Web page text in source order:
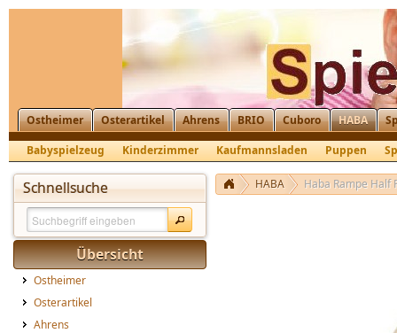
Ostheimer Osterartikel Ahrens BRIO Cuboro HABA
Babyspielzeug
Kinderzimmer Kaufmannsladen Puppen
Schnellsuche
Übersicht
Ostheimer
Osterartikel
Ahrens
HABA Haba Rampe Half